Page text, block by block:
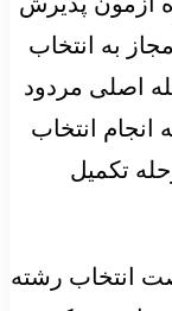
به انتخاب
اصلی مردود
انجام انتخاب
تکمیل
انتخاب رشته